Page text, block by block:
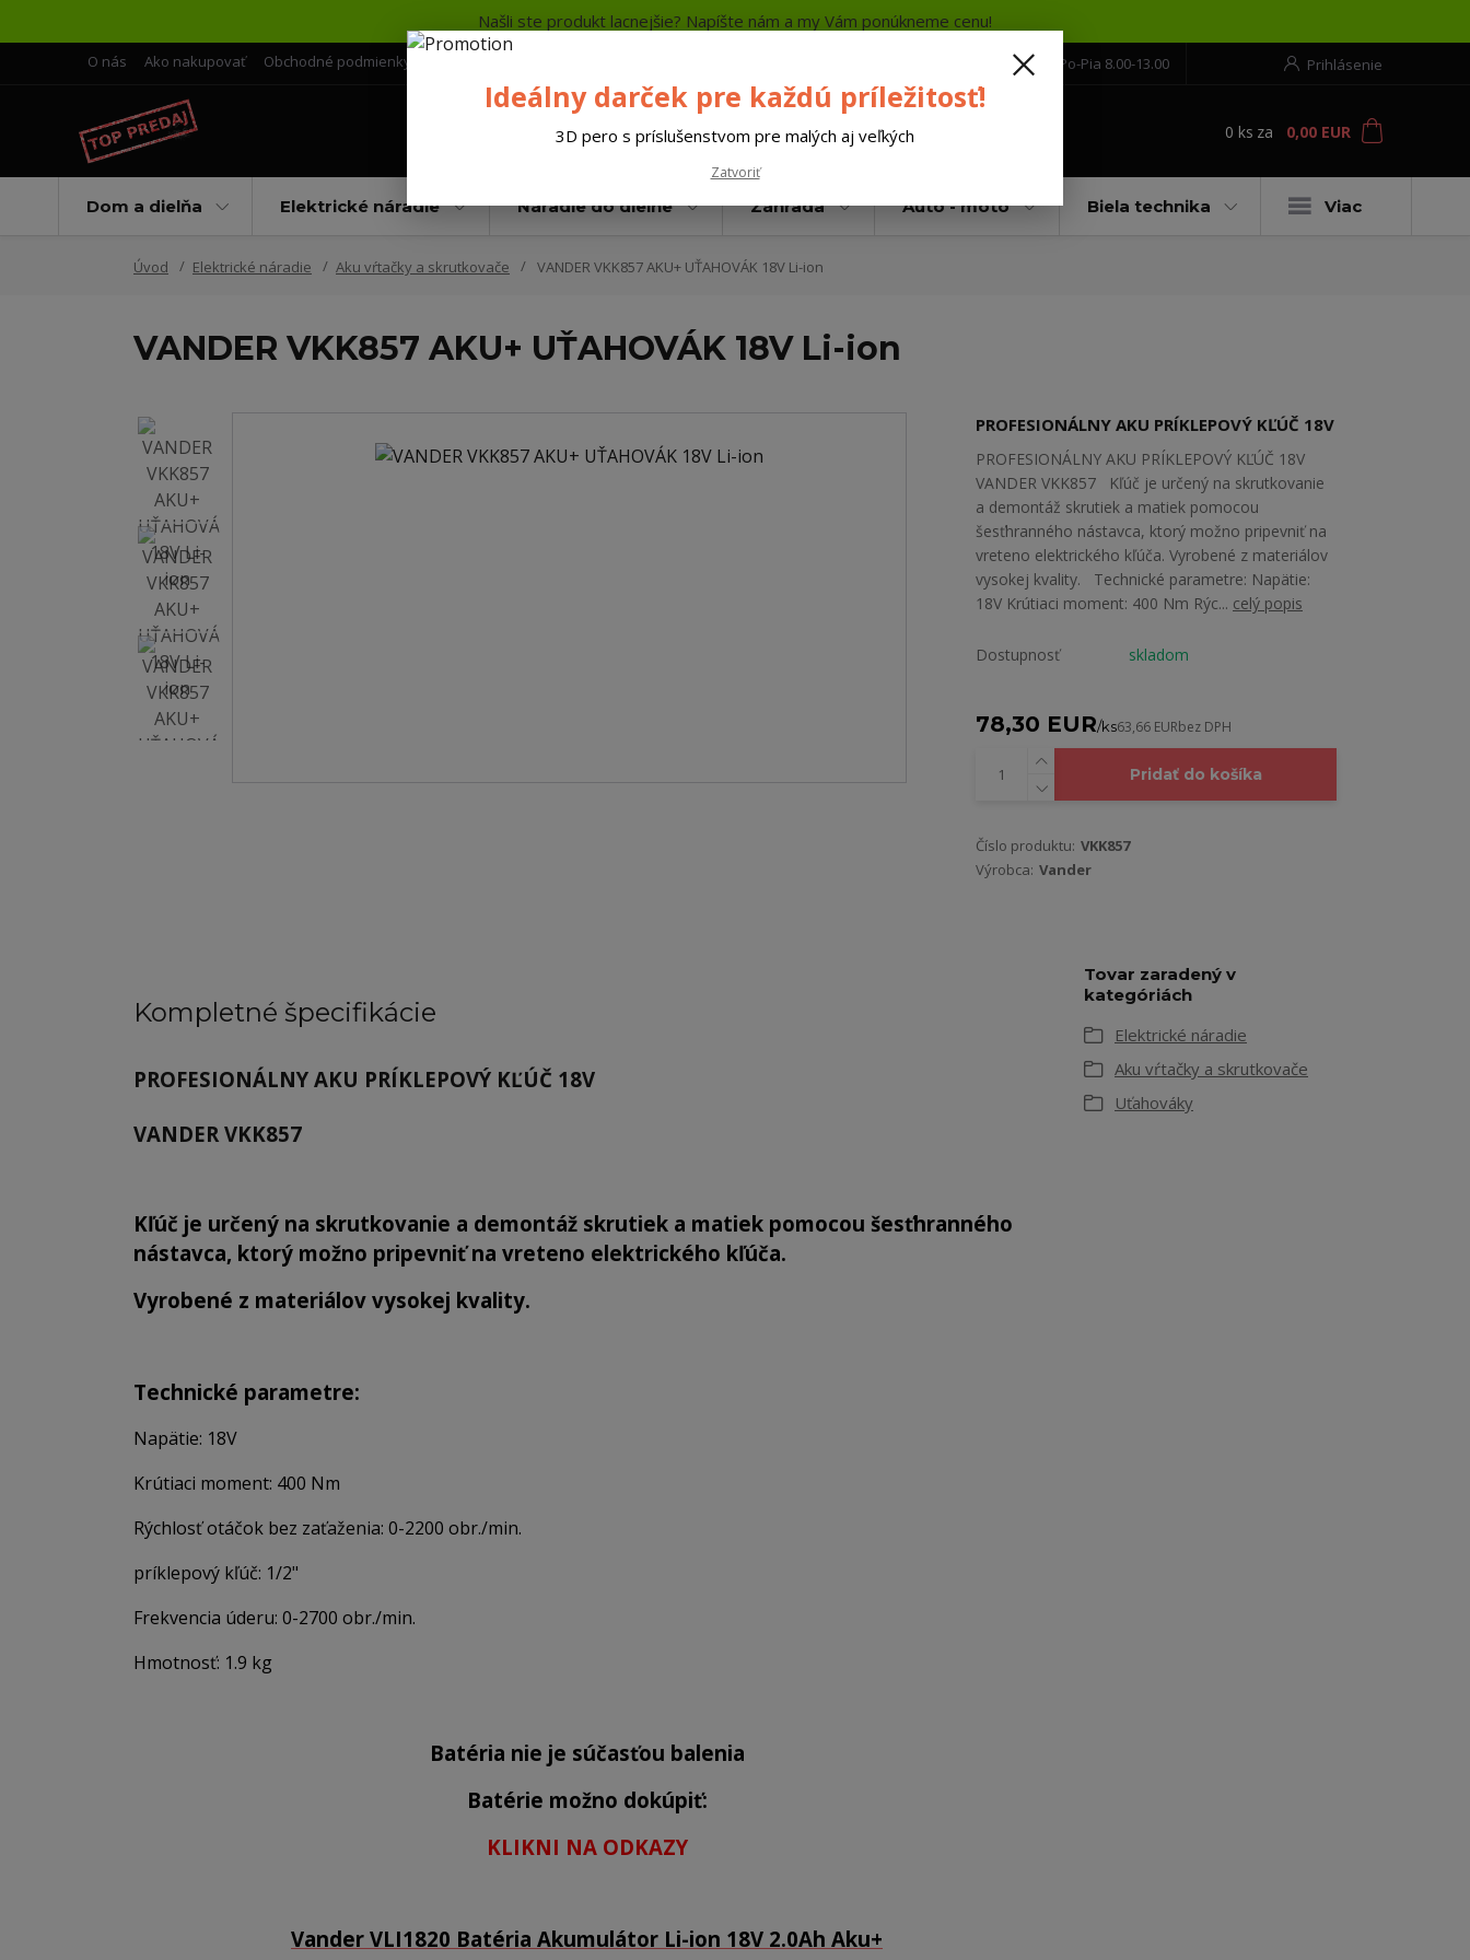
Našli ste produkt lacnejšie? Napíšte nám a my Vám ponúkneme cenu!
O nás Ako nakupovať Obchodné podmienky Prihlásenie
+421 552 304 860 Po-Pia 8.00-13.00
0 ks za 0,00 EUR
Dom a dielňa Elektrické náradie Náradie do dielne Záhrada Auto - moto Biela technika Viac
Úvod Elektrické náradie Aku vŕtačky a skrutkovače VANDER VKK857 AKU+ UŤAHOVÁK 18V Li-ion
VANDER VKK857 AKU+ UŤAHOVÁK 18V Li-ion
PROFESIONÁLNY AKU PRÍKLEPOVÝ KĽÚČ 18V
PROFESIONÁLNY AKU PRÍKLEPOVÝ KĽÚČ 18V
VANDER VKK857 Kľúč je určený na skrutkovanie
a demontáž skrutiek a matiek pomocou
šesťhranného nástavca, ktorý možno pripevniť na
vreteno elektrického kľúča. Vyrobené z materiálov
vysokej kvality. Technické parametre: Napätie:
18V Krútiaci moment: 400 Nm Rýc... celý popis
Dostupnosť skladom
78,30 EUR/ks63,66 EURbez DPH
Pridať do košíka
Číslo produktu: VKK857
Výrobca: Vander
Kompletné špecifikácie
PROFESIONÁLNY AKU PRÍKLEPOVÝ KĽÚČ 18V
VANDER VKK857
Kľúč je určený na skrutkovanie a demontáž skrutiek a matiek pomocou šesťhranného
nástavca, ktorý možno pripevniť na vreteno elektrického kľúča.
Vyrobené z materiálov vysokej kvality.
Technické parametre:
Napätie: 18V
Krútiaci moment: 400 Nm
Rýchlosť otáčok bez zaťaženia: 0-2200 obr./min.
príklepový kľúč: 1/2"
Frekvencia úderu: 0-2700 obr./min.
Hmotnosť: 1.9 kg
Batéria nie je súčasťou balenia
Batérie možno dokúpiť:
KLIKNI NA ODKAZY
Vander VLI1820 Batéria Akumulátor Li-ion 18V 2.0Ah Aku+
Tovar zaradený v
kategóriách
Elektrické náradie
Aku vŕtačky a skrutkovače
Uťahováky
Ideálny darček pre každú príležitosť!
3D pero s príslušenstvom pre malých aj veľkých
Zatvoriť